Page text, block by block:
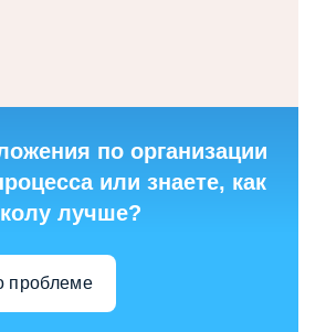
по организации
или знаете, как
лучше?
проблеме